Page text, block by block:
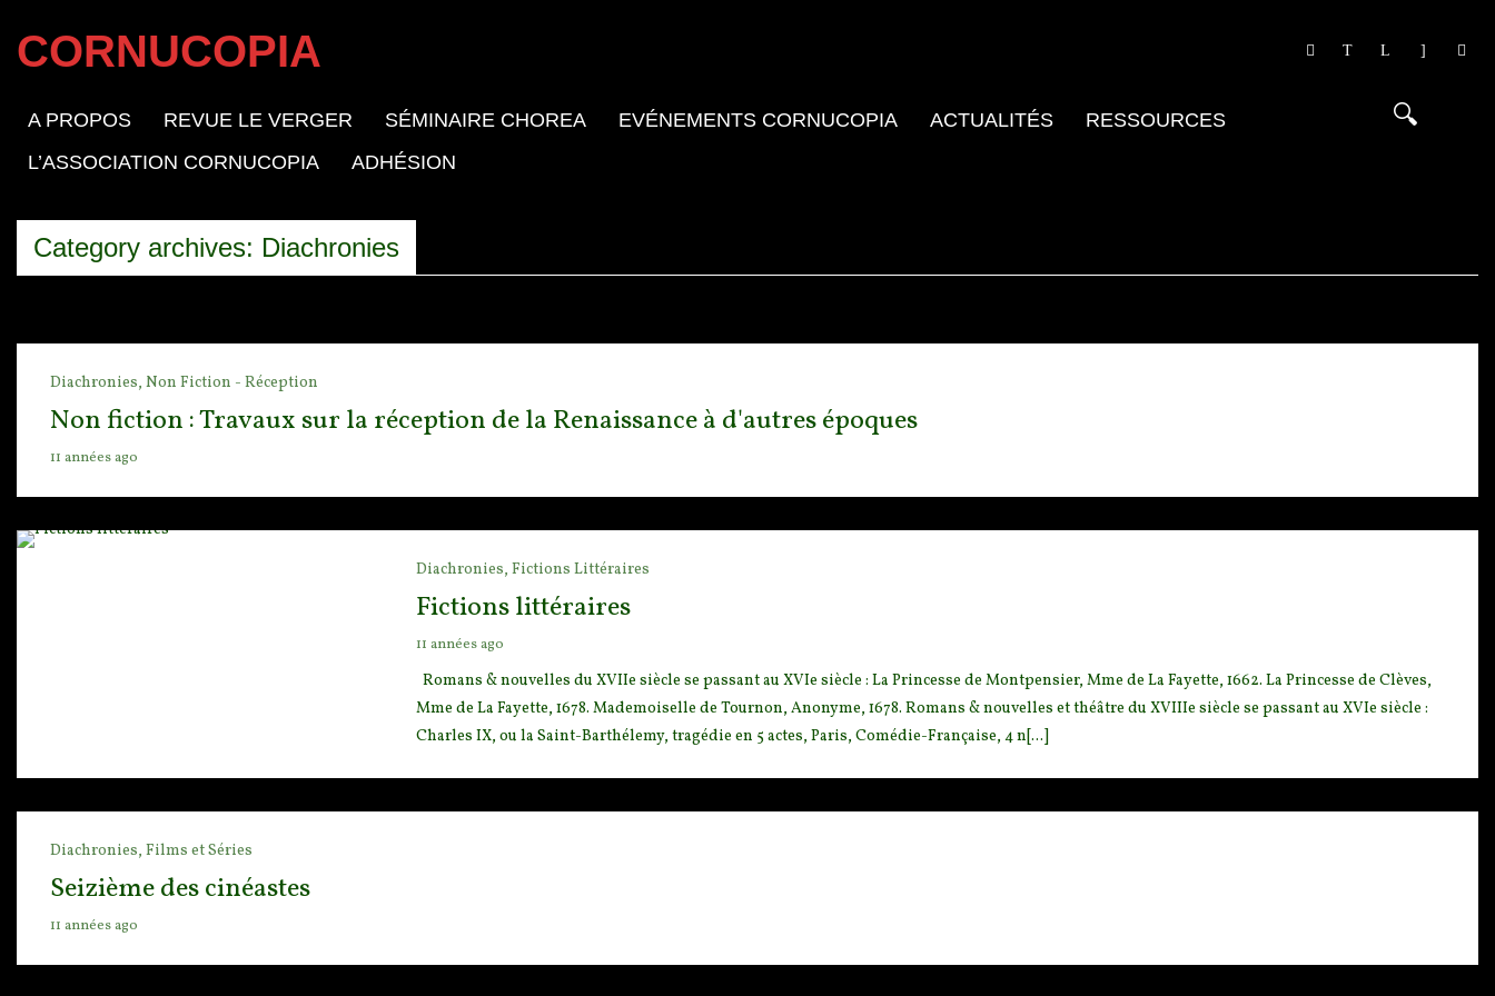
CORNUCOPIA
A PROPOS REVUE LE VERGER SÉMINAIRE CHOREA EVÉNEMENTS CORNUCOPIA ACTUALITÉS
RESSOURCES
L’ASSOCIATION CORNUCOPIA
ADHÉSION
Category archives: Diachronies
Diachronies, Non Fiction - Réception
Non fiction : Travaux sur la réception de la Renaissance à d'autres époques
11 années ago
Diachronies, Fictions Littéraires
Fictions littéraires
11 années ago
Romans & nouvelles du XVIIe siècle se passant au XVIe siècle : La Princesse de Montpensier, Mme de La Fayette, 1662. La Princesse de Clèves,
Mme de La Fayette, 1678. Mademoiselle de Tournon, Anonyme, 1678. Romans & nouvelles et théâtre du XVIIIe siècle se passant au XVIe siècle :
Charles IX, ou la Saint-Barthélemy, tragédie en 5 actes, Paris, Comédie-Française, 4 n[...]
Diachronies, Films et Séries
Seizième des cinéastes
11 années ago